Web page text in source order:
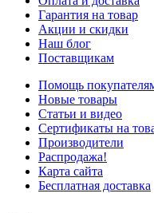
Гарантия на товар
Акции и скидки
Наш блог
Поставщикам
Помощь
Новые товары
Статьи и видео
Сертификаты на
Производители
Распродажа!
Карта сайта
Бесплатная доставка